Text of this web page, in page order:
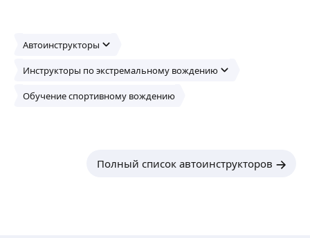
Автоинструкторы
Инструкторы по экстремальному вождению
Обучение спортивному вождению
Полный список автоинструкторов